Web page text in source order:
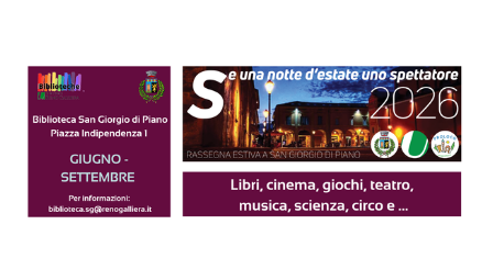
Online